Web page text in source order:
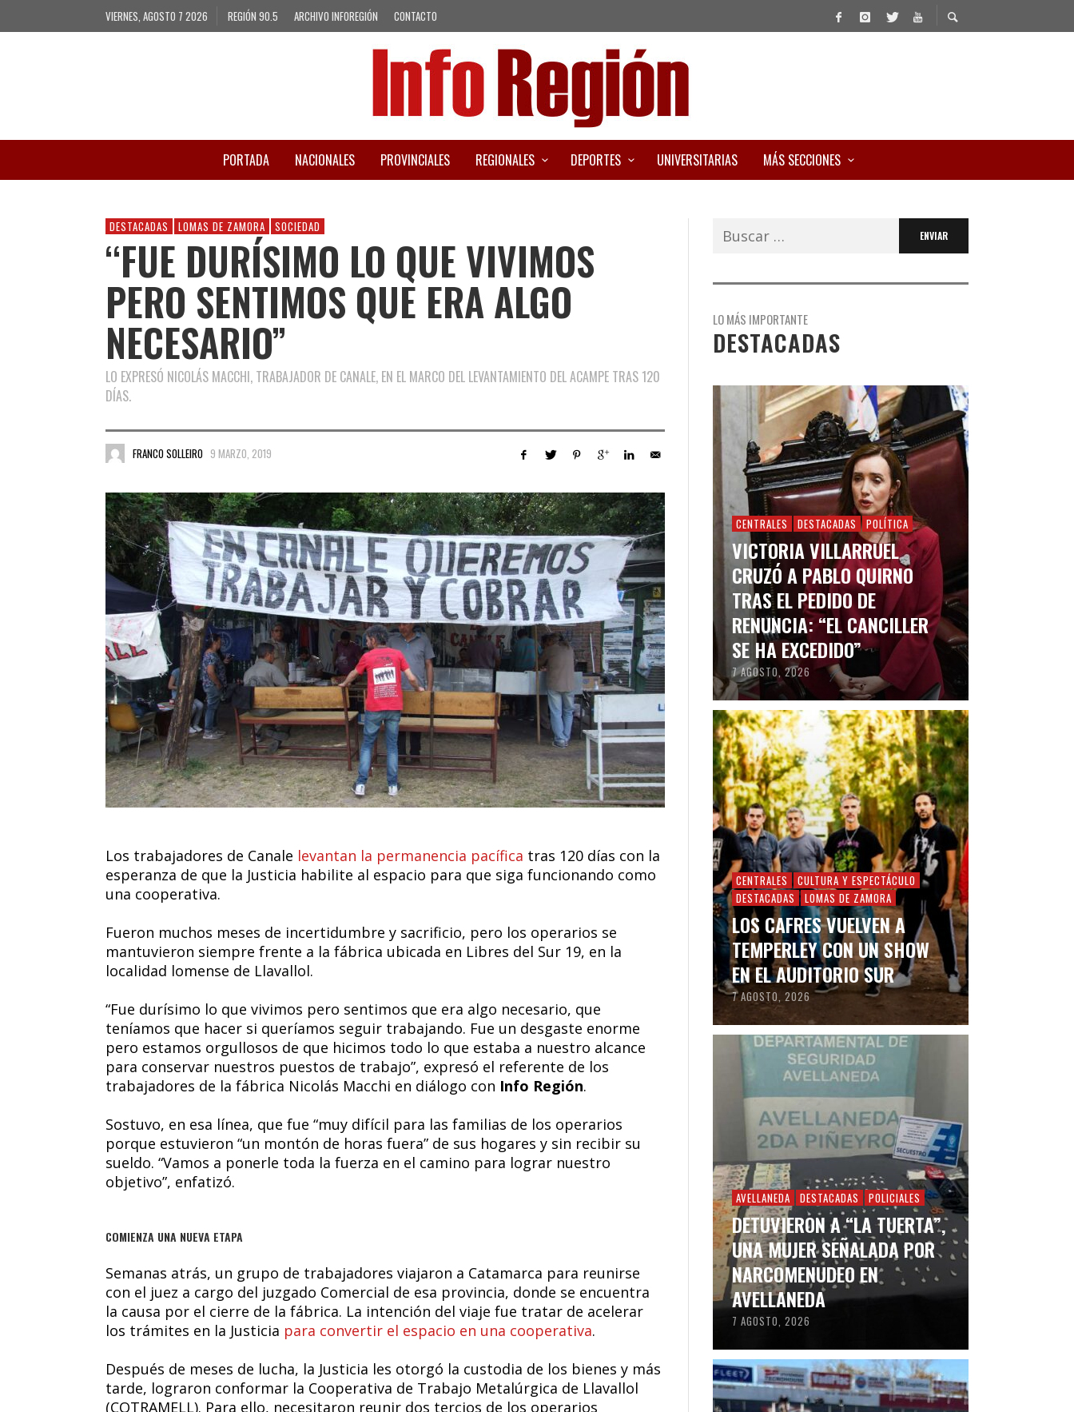
VIERNES, AGOSTO 7 2026 REGIÓN 90.5 ARCHIVO INFOREGIÓN CONTACTO
PORTADA NACIONALES PROVINCIALES REGIONALES DEPORTES UNIVERSITARIAS MÁS SECCIONES
DESTACADAS LOMAS DE ZAMORA SOCIEDAD
“FUE DURÍSIMO LO QUE VIVIMOS
PERO SENTIMOS QUE ERA ALGO
NECESARIO”
LO EXPRESÓ NICOLÁS MACCHI, TRABAJADOR DE CANALE, EN EL MARCO DEL LEVANTAMIENTO DEL ACAMPE TRAS 120
DÍAS.
FRANCO SOLLEIRO 9 MARZO, 2019
Los trabajadores de Canale levantan la permanencia pacífica tras 120 días con la
esperanza de que la Justicia habilite al espacio para que siga funcionando como
una cooperativa.
Fueron muchos meses de incertidumbre y sacrificio, pero los operarios se
mantuvieron siempre frente a la fábrica ubicada en Libres del Sur 19, en la
localidad lomense de Llavallol.
“Fue durísimo lo que vivimos pero sentimos que era algo necesario, que
teníamos que hacer si queríamos seguir trabajando. Fue un desgaste enorme
pero estamos orgullosos de que hicimos todo lo que estaba a nuestro alcance
para conservar nuestros puestos de trabajo”, expresó el referente de los
trabajadores de la fábrica Nicolás Macchi en diálogo con Info Región.
Sostuvo, en esa línea, que fue “muy difícil para las familias de los operarios
porque estuvieron “un montón de horas fuera” de sus hogares y sin recibir su
sueldo. “Vamos a ponerle toda la fuerza en el camino para lograr nuestro
objetivo”, enfatizó.
COMIENZA UNA NUEVA ETAPA
Semanas atrás, un grupo de trabajadores viajaron a Catamarca para reunirse
con el juez a cargo del juzgado Comercial de esa provincia, donde se encuentra
la causa por el cierre de la fábrica. La intención del viaje fue tratar de acelerar
los trámites en la Justicia para convertir el espacio en una cooperativa.
Después de meses de lucha, la Justicia les otorgó la custodia de los bienes y más
tarde, lograron conformar la Cooperativa de Trabajo Metalúrgica de Llavallol
(COTRAMELL). Para ello, necesitaron reunir dos tercios de los operarios
Buscar:
LO MÁS IMPORTANTE
DESTACADAS
CENTRALES DESTACADAS POLÍTICA
VICTORIA VILLARRUEL
CRUZÓ A PABLO QUIRNO
TRAS EL PEDIDO DE
RENUNCIA: “EL CANCILLER
SE HA EXCEDIDO”
7 AGOSTO, 2026
CENTRALES
CULTURA Y ESPECTÁCULO
DESTACADAS
LOMAS DE ZAMORA
LOS CAFRES VUELVEN A
TEMPERLEY CON UN SHOW
EN EL AUDITORIO SUR
7 AGOSTO, 2026
AVELLANEDA DESTACADAS POLICIALES
DETUVIERON A “LA TUERTA”,
UNA MUJER SEÑALADA POR
NARCOMENUDEO EN
AVELLANEDA
7 AGOSTO, 2026